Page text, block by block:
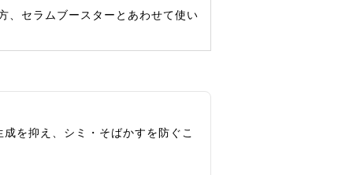
、セラムブースターとあわせて使い
を抑え、シミ・そばかすを防ぐこ